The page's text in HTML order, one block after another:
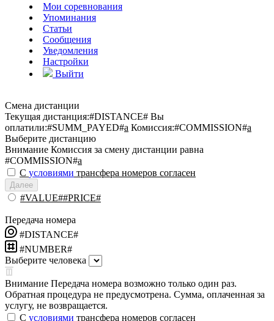
Мои соревнования
Упоминания
Статьи
Сообщения
Уведомления
Настройки
Выйти
Смена дистанции
Текущая дистанция:#DISTANCE# Вы
оплатили:#SUMM_PAYED#a Комиссия:#COMMISSION#a
Выберите дистанцию
Внимание Комиссия за смену дистанции равна
#COMMISSION#a
С условиями трансфера номеров согласен
Далее
#VALUE##PRICE#
Передача номера
#DISTANCE#
#NUMBER#
Выберите человека
Внимание Передача номера возможно только один раз.
Обратная процедура не предусмотрена. Сумма, оплаченная за
услугу, не возвращается.
С условиями трансфера номеров согласен